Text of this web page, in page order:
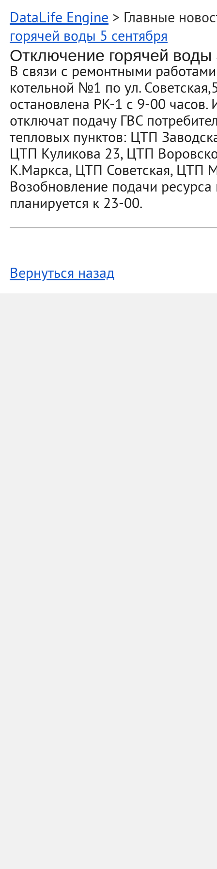
DataLife Engine > Главные
горячей воды 5 сентября
Отключение горячей воды
В связи с ремонтными
котельной №1 по ул.
остановлена РК-1 с 9-00 часов.
отключат подачу ГВС
тепловых пунктов: ЦТП
ЦТП Куликова 23, ЦТП
К.Маркса, ЦТП Советская, ЦТП
Возобновление подачи ресурса
планируется к 23-00.
Вернуться назад